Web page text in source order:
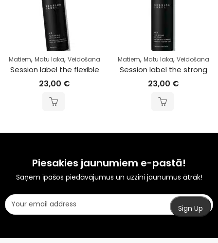
Matiem, Matu laka, Veidošana
Session label the flexible
23,00 €
Matiem, Matu laka, Veidošana
Session label the strong
23,00 €
Piesakies jaunumiem e-pastā!
Saņem īpašos piedāvājumus un uzzini jaunumus ātrāk!